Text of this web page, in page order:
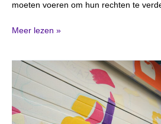
moeten voeren om hun rechten te
Meer lezen »
Amazonen
Amazone:
een
kunstwerk